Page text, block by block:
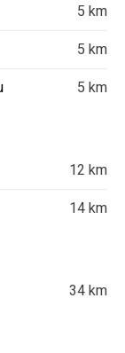
5 km
5 km
5 km
12 km
14 km
34 km